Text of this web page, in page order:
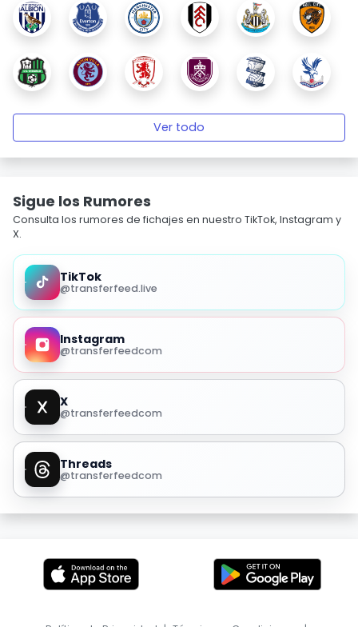
Ver todo
Sigue los Rumores
Consulta los rumores de fichajes en nuestro TikTok, Instagram y
X.
TikTok
@transferfeed.live
Instagram
@transferfeedcom
X
@transferfeedcom
Threads
@transferfeedcom